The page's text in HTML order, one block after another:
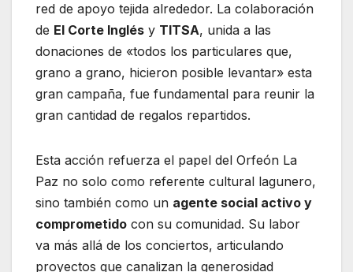
red de apoyo tejida alrededor. La colaboración
de El Corte Inglés y TITSA, unida a las
donaciones de «todos los particulares que,
grano a grano, hicieron posible levantar» esta
gran campaña, fue fundamental para reunir la
gran cantidad de regalos repartidos.
Esta acción refuerza el papel del Orfeón La
Paz no solo como referente cultural lagunero,
sino también como un agente social activo y
comprometido con su comunidad. Su labor
va más allá de los conciertos, articulando
proyectos que canalizan la generosidad